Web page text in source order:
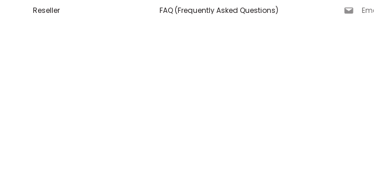
Reseller
FAQ (Frequently Asked Questions)